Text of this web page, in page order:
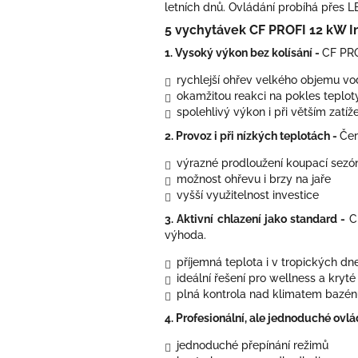
letních dnů. Ovládání probíhá přes
5 vychytávek CF PROFI 12 kW
1. Vysoký výkon bez kolísání - CF
rychlejší ohřev velkého objemu
okamžitou reakci na pokles
spolehlivý výkon i při větším
2. Provoz i při nízkých teplotách -
výrazné prodloužení koupací
možnost ohřevu i brzy na jaře
vyšší využitelnost investice
3. Aktivní chlazení jako standard -
výhoda.
příjemná teplota i v tropických
ideální řešení pro wellness a
plná kontrola nad klimatem
4. Profesionální, ale jednoduché
jednoduché přepínání režimů